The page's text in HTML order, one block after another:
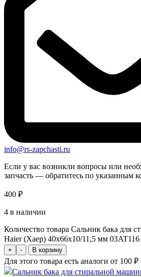
info@rs-zapchasti.ru
Если у вас возникли вопросы или
запчасть — обратитесь по указанным
400 ₽
4 в наличии
Количество товара Сальник бака для
Haier (Хаер) 40x66x10/11,5 мм 03AT116
+ - В корзину
Для этого товара есть аналоги от 100 ₽
Сальник бака для стиральной